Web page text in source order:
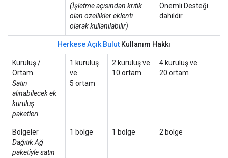
(İşletme açısından kritik
olan özellikler eklenti
olarak kullanılabilir)
Önemli Desteği
dahildir
Herkese Açık Bulut Kullanım Hakkı
Kuruluş /
Ortam
Satın
alınabilecek ek
kuruluş
paketleri
1 kuruluş
ve
5 ortam
2 kuruluş ve
10 ortam
4 kuruluş ve
20 ortam
Bölgeler
Dağıtık Ağ
paketiyle satın
1 bölge 1 bölge 2 bölge